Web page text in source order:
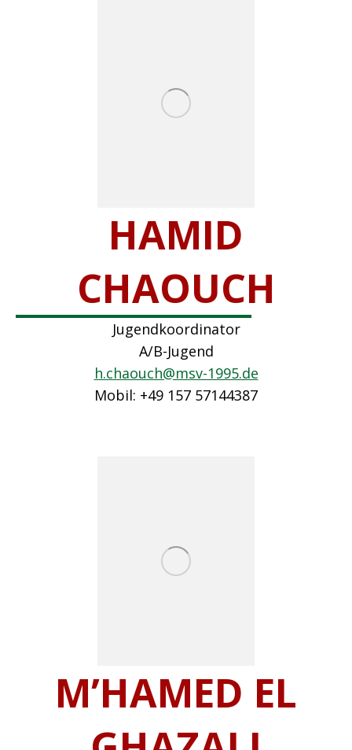
HAMID
CHAOUCH
Jugendkoordinator
A/B-Jugend
h.chaouch@msv-1995.de
Mobil: +49 157 57144387
M’HAMED EL